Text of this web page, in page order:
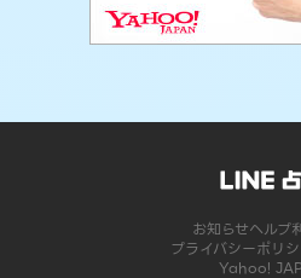
お知らせヘルプ
プライバシーポリ
Yahoo!